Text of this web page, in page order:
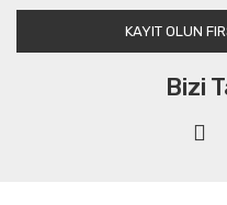
KAYIT OLUN
Bizi